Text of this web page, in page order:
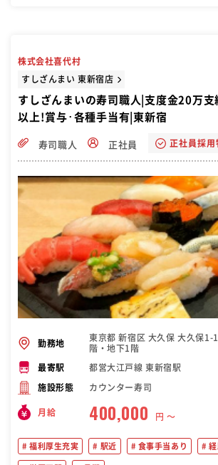
株式会社喜代村
すしざんまい 東新宿店
すしざんまいの寿司職人|支度金20万
以上!賞与･各種手当有|東新宿
寿司職人 正社員 正社員採用
勤務地
東京都 新宿区 大久保 大久保1-
階・地下1階
最寄駅 都営大江戸線 東新宿駅
施設形態 カウンター寿司
月給 400,000 円 〜
福利厚生充実 駅近 食事手当あり 経